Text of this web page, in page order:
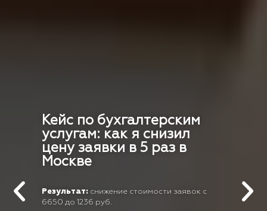
Кейс по бухгалтерским
услугам: как я снизил
цену заявки в 5 раз в
Москве
Результат: снижение стоимости заявок с
6650 до 1236 руб.